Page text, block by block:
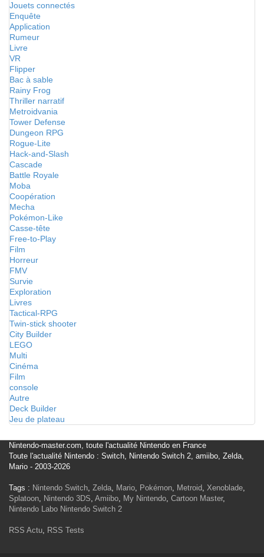
Jouets connectés
Enquête
Application
Rumeur
Livre
VR
Flipper
Bac à sable
Rainy Frog
Thriller narratif
Metroidvania
Tower Defense
Dungeon RPG
Rogue-Lite
Hack-and-Slash
Cascade
Battle Royale
Moba
Coopération
Mecha
Pokémon-Like
Casse-tête
Free-to-Play
Film
Horreur
FMV
Survie
Exploration
Livres
Tactical-RPG
Twin-stick shooter
City Builder
LEGO
Multi
Cinéma
Film
console
Autre
Deck Builder
Jeu de plateau
Nintendo-master.com, toute l'actualité Nintendo en France
Toute l'actualité Nintendo : Switch, Nintendo Switch 2, amiibo, Zelda,
Mario - 2003-2026
Tags : Nintendo Switch, Zelda, Mario, Pokémon, Metroid, Xenoblade,
Splatoon, Nintendo 3DS, Amiibo, My Nintendo, Cartoon Master,
Nintendo Labo Nintendo Switch 2
RSS Actu, RSS Tests